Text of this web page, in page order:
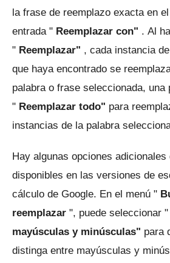
la frase de reemplazo exacta en
entrada " Reemplazar con" . Al
" Reemplazar" , cada instancia
que haya encontrado se
palabra o frase seleccionada, una
" Reemplazar todo" para
instancias de la palabra
Hay algunas opciones adicionales
disponibles en las versiones de
cálculo de Google. En el menú "
reemplazar ", puede seleccionar "
mayúsculas y minúsculas" para
distinga entre mayúsculas y